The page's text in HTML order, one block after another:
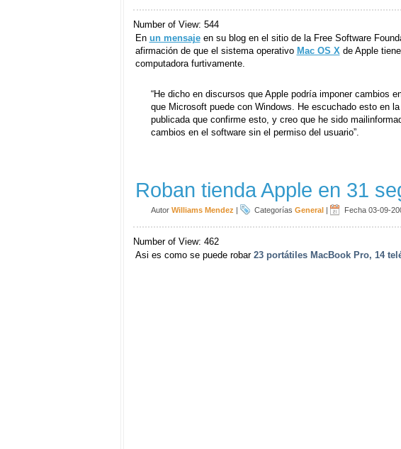
Number of View: 544
En un mensajeen su blog en el sitio de la Free Software
afirmación de que el sistema operativo Mac OS Xde Apple
computadora furtivamente.
“He dicho en discursos que Apple podría imponer cambios
que Microsoft puede con Windows. He escuchado esto en
publicada que confirme esto, y creo que he sido
cambios en el software sin el permiso del usuario”.
Roban tienda Apple en 31
Autor Williams Mendez | Categorías General| Fecha 03-09-
Number of View: 462
Asi es como se puede robar 23 portátiles MacBook Pro, 14